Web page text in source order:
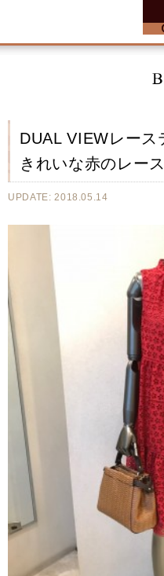
DUAL VIEWレー
きれいな赤のレ
UPDATE: 2018.05.14